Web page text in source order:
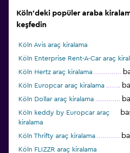
Köln'deki popüler araba
keşfedin
Köln Avis araç kiralama
Köln Enterprise Rent-A-Car araç
Köln Hertz araç kiralama
Köln Europcar araç kiralama
Köln Dollar araç kiralama
Köln keddy by Europcar araç
kiralama
Köln Thrifty araç kiralama
Köln FLIZZR araç kiralama